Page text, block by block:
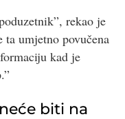
rekao je
umjetno povučena
kad je
biti na